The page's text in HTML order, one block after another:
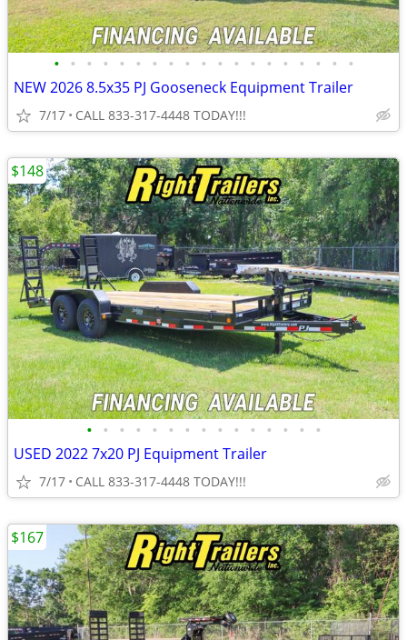
• • • • • • • • • • • • • • • • • • •
NEW 2026 8.5x35 PJ Gooseneck Equipment Trailer
7/17 CALL 833-317-4448 TODAY!!!
• • • • • • • • • • • • • • •
USED 2022 7x20 PJ Equipment Trailer
7/17 CALL 833-317-4448 TODAY!!!
$148
$167